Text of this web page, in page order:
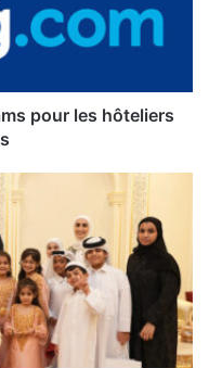
pour les hôteliers